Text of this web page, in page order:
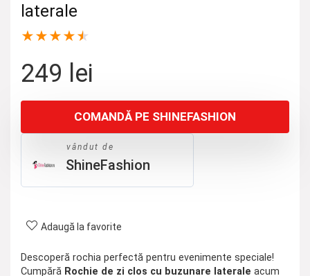
laterale
★★★★★
249 lei
COMANDĂ PE SHINEFASHION
vândut de
ShineFashion
Adaugă la favorite
Descoperă rochia perfectă pentru evenimente speciale!
Cumpără Rochie de zi clos cu buzunare laterale acum